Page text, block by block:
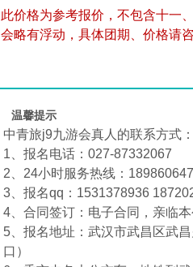
此价格为参考报价，不包含十一
会略有浮动，具体团期、价格请
温馨提示
中青旅j9九游会真人的联系方式
1、报名电话：027-87332067
2、24小时服务热线：
3、报名qq：1531378936
4、合同签订：电子合同，亲临
5、报名地址：武汉市武昌区武
口）